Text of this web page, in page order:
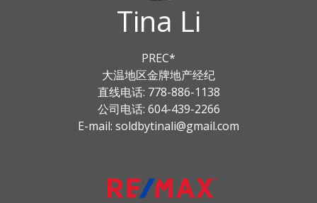
Tina Li
PREC*
大温地区金牌地产经纪
直线电话: 778-886-1138
公司电话: 604-439-2266
E-mail: soldbytinali@gmail.com